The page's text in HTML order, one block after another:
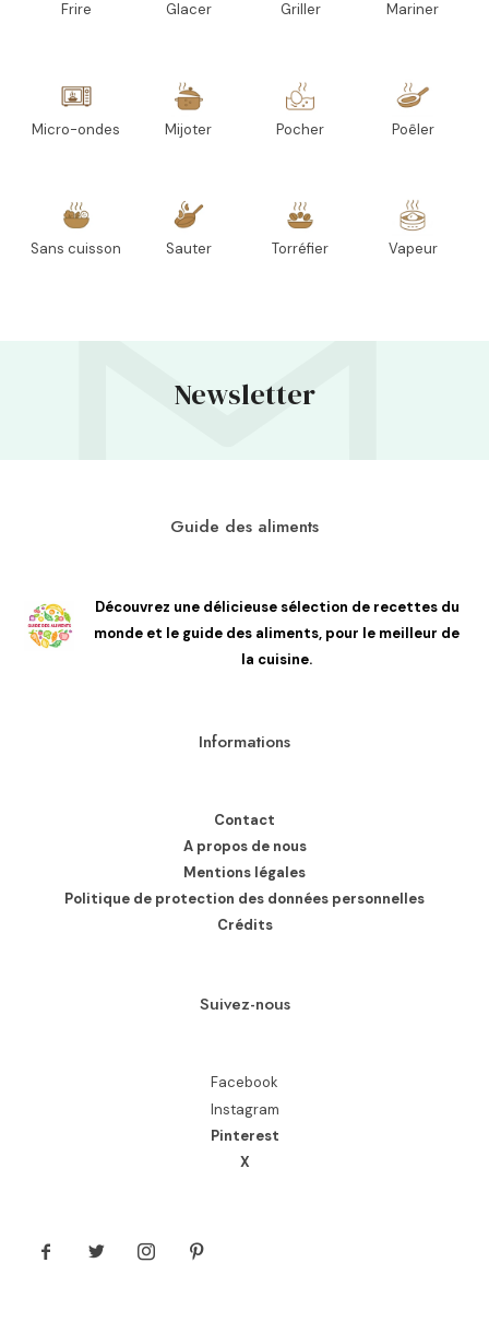
Frire Glacer Griller Mariner
Micro-ondes Mijoter Pocher Poêler
Sans cuisson Sauter Torréfier Vapeur
Newsletter
Guide des aliments
Découvrez une délicieuse sélection de recettes du
monde et le guide des aliments, pour le meilleur de
la cuisine.
Informations
Contact
A propos de nous
Mentions légales
Politique de protection des données personnelles
Crédits
Suivez-nous
Facebook
Instagram
Pinterest
X